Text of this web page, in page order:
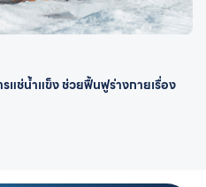
แช่น้ำแข็ง ช่วยฟื้นฟูร่างกายเรื่อง